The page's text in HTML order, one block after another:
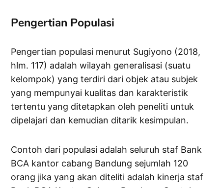
Pengertian Populasi
Pengertian populasi menurut Sugiyono (2018,
hlm. 117) adalah wilayah generalisasi (suatu
kelompok) yang terdiri dari objek atau subjek
yang mempunyai kualitas dan karakteristik
tertentu yang ditetapkan oleh peneliti untuk
dipelajari dan kemudian ditarik kesimpulan.
Contoh dari populasi adalah seluruh staf Bank
BCA kantor cabang Bandung sejumlah 120
orang jika yang akan diteliti adalah kinerja staf